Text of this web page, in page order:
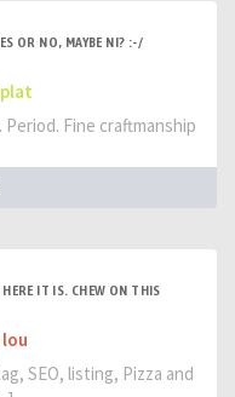
OR NO, MAYBE NI? :-/
Fine craftmanship
IT IS. CHEW ON THIS
SEO, listing, Pizza and